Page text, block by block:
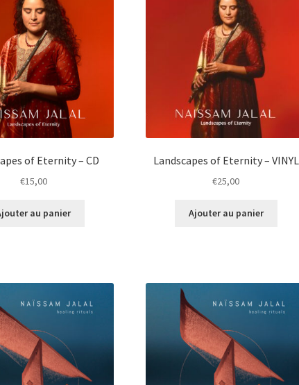
of Eternity – CD
€15,00
au panier
Landscapes of Eternity – VINYL
€25,00
Ajouter au panier